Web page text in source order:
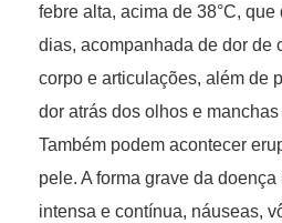
febre alta, acima de 38°C,
dias, acompanhada de dor de
corpo e articulações, além de
dor atrás dos olhos e
Também podem acontecer
pele. A forma grave da
intensa e contínua, náuseas,